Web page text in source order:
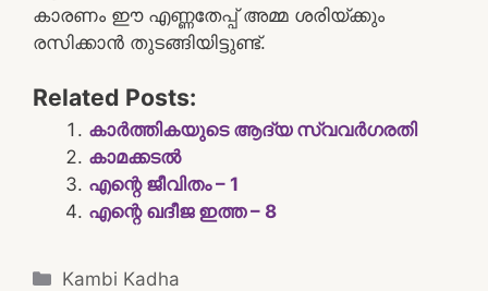
കാരണം ഈ എണ്ണതേപ്പ് അമ്മ ശരിയ്ക്കും
രസിക്കാൻ തുടങ്ങിയിട്ടുണ്ട്.
Related Posts:
കാർത്തികയുടെ ആദ്യ സ്വവർഗരതി
കാമക്കടൽ
എന്റെ ജീവിതം – 1
എന്റെ ഖദീജ ഇത്ത – 8
Categories
Kambi Kadha